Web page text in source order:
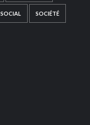
SOCIAL SOCIÉTÉ